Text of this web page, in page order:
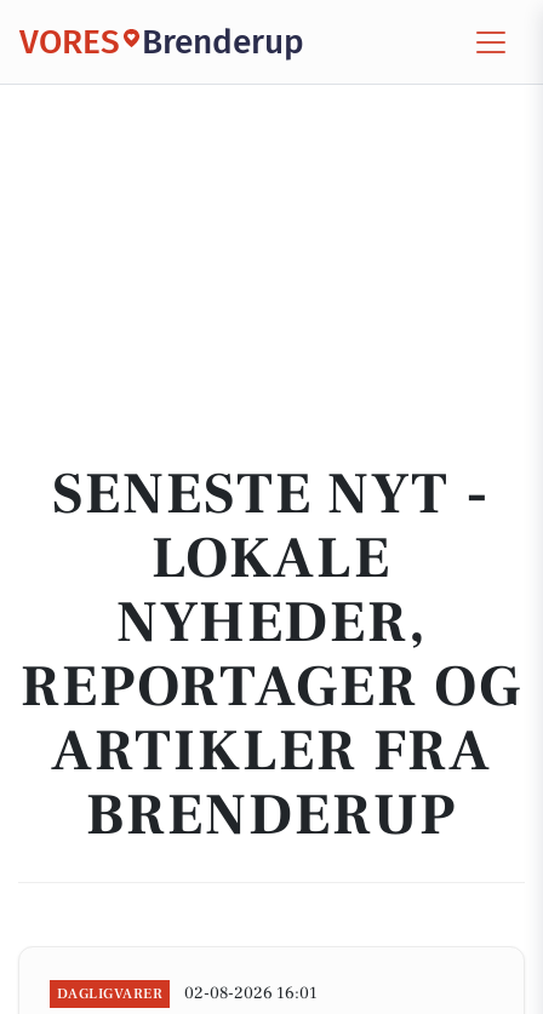
VORES Brenderup
SENESTE NYT -
LOKALE
NYHEDER,
REPORTAGER OG
ARTIKLER FRA
BRENDERUP
DAGLIGVARER 02-08-2026 16:01